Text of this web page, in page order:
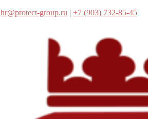
hr@protect-group.ru | +7 (903) 732-85-45